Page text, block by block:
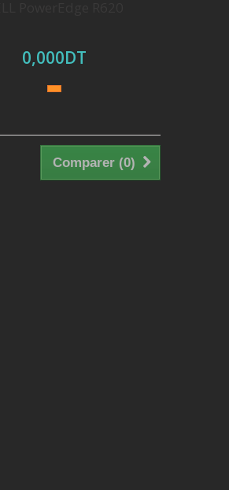
0,000DT
Comparer (0)